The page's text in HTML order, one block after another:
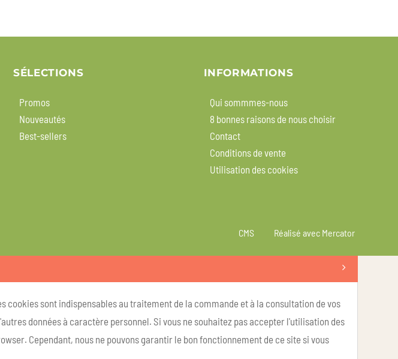
SÉLECTIONS
Promos
Nouveautés
Best-sellers
INFORMATIONS
Qui sommmes-nous
8 bonnes raisons de nous choisir
Contact
Conditions de vente
Utilisation des cookies
CMS Réalisé avec Mercator
cookies sont indispensables au traitement de la commande et à la consultation de vos
données à caractère personnel. Si vous ne souhaitez pas accepter l'utilisation des
Cependant, nous ne pouvons garantir le bon fonctionnement de ce site si vous